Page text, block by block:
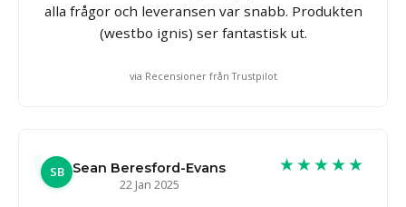
alla frågor och leveransen var snabb. Produkten
(westbo ignis) ser fantastisk ut.
via Recensioner från Trustpilot
SB Sean Beresford-Evans
22 Jan 2025
★★★★★